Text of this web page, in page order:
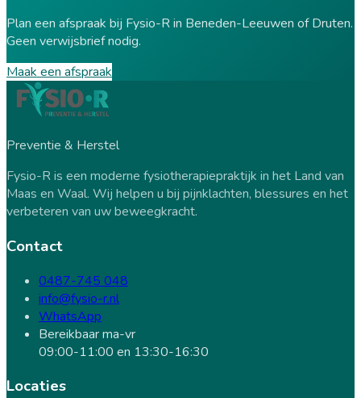
Plan een afspraak bij Fysio-R in Beneden-Leeuwen of Druten.
Geen verwijsbrief nodig.
Maak een afspraak
Preventie & Herstel
Fysio-R is een moderne fysiotherapiepraktijk in het Land van
Maas en Waal. Wij helpen u bij pijnklachten, blessures en het
verbeteren van uw beweegkracht.
Contact
0487-745 048
info@fysio-r.nl
WhatsApp
Bereikbaar ma-vr
09:00-11:00 en 13:30-16:30
Locaties